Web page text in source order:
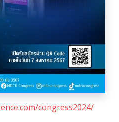
congress2024/